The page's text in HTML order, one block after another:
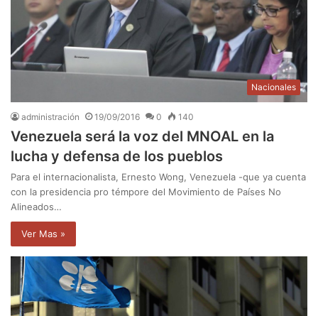
Nacionales
administración 19/09/2016 0 140
Venezuela será la voz del MNOAL en la
lucha y defensa de los pueblos
Para el internacionalista, Ernesto Wong, Venezuela -que ya cuenta
con la presidencia pro témpore del Movimiento de Países No
Alineados…
Ver Mas »